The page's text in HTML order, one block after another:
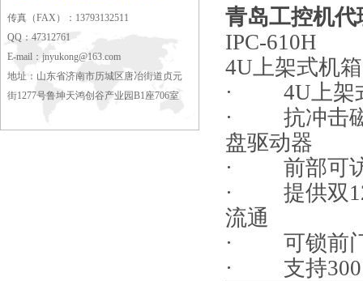
传真（FAX）：13793132511
QQ：47312761
E-mail： jnyukong@163.com
地址：山东省济南市历城区唐冶街道贞元
街1277号鲁坤天鸿创谷产业园B1座706室
青岛工控机
IPC-610H
4U上架式机
· 4U上架
· 抗冲击
盘驱动器
· 前部可
· 提供双
流通
· 可锁前
· 支持